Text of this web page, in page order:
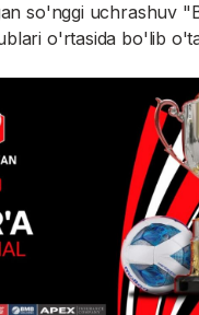
so'nggi uchrashuv
o'rtasida bo'lib